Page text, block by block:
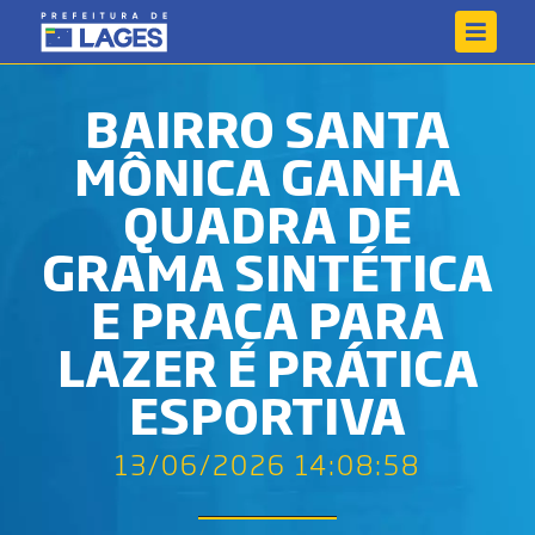
BAIRRO SANTA
MÔNICA GANHA
QUADRA DE
GRAMA SINTÉTICA
E PRAÇA PARA
LAZER E PRÁTICA
ESPORTIVA
13/06/2026 14:08:58